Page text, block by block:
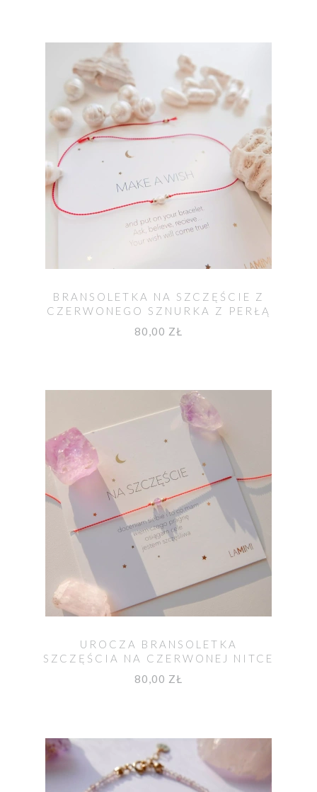
BRANSOLETKA NA SZCZĘŚCIE Z
CZERWONEGO SZNURKA Z PERŁĄ
80,00 ZŁ
UROCZA BRANSOLETKA
SZCZĘŚCIA NA CZERWONEJ NITCE
Z AMETYSTEM
80,00 ZŁ